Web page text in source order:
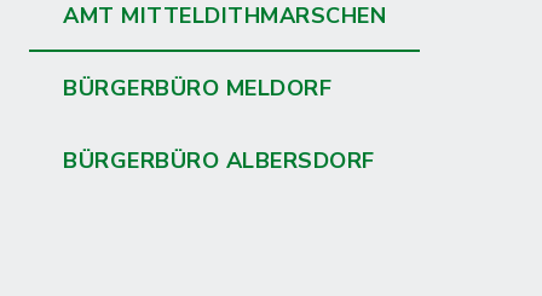
AMT MITTELDITHMARSCHEN
BÜRGERBÜRO MELDORF
BÜRGERBÜRO ALBERSDORF